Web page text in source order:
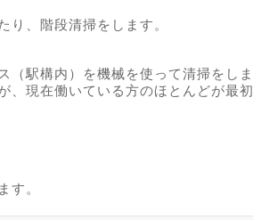
り、階段清掃をします。
（駅構内）を機械を使って清掃をしま
、現在働いている方のほとんどが最初
す。